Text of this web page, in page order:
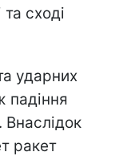
сході
ударних
падіння
Внаслідок
ракет